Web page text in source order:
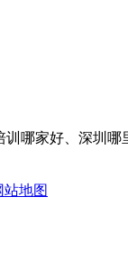
哪家好、深圳
站地图